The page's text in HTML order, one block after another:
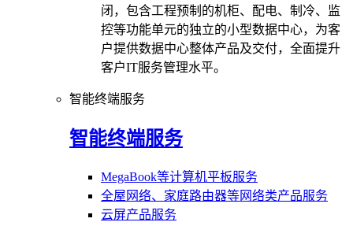
闭，包含工程预制的机柜、配电、制冷、监
控等功能单元的独立的小型数据中心，为客
户提供数据中心整体产品及交付，全面提升
客户IT服务管理水平。
智能终端服务
智能终端服务
MegaBook等计算机平板服务
全屋网络、家庭路由器等网络类产品服务
云屏产品服务